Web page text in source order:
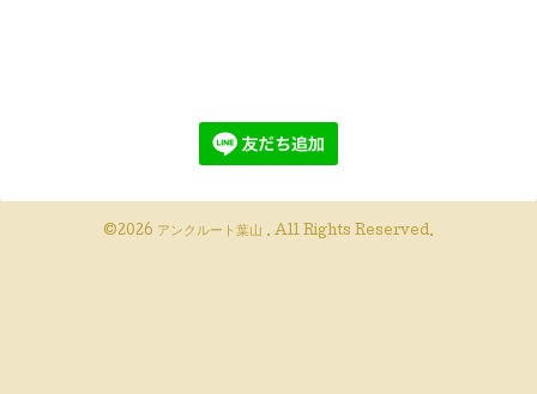
©2026 アンクルート葉山 . All Rights Reserved.